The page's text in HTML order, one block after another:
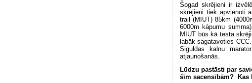
Šogad skrējieni ir
skrējieni tiek apvienoti
trail (MIUT) 85km
6000m kāpumu
MIUT būs kā testa
labāk sagatavoties
Siguldas kalnu
atjaunošanās.
Lūdzu pastāsti par
šīm sacensībām? Kas